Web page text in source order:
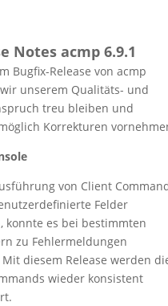
Notes acmp 6.9.1
Bugfix-Release von acmp
unserem Qualitäts- und
treu bleiben und
Korrekturen
von Client
Felder
konnte es bei bestimmten
zu Fehlermeldungen
diesem Release werden
wieder konsistent